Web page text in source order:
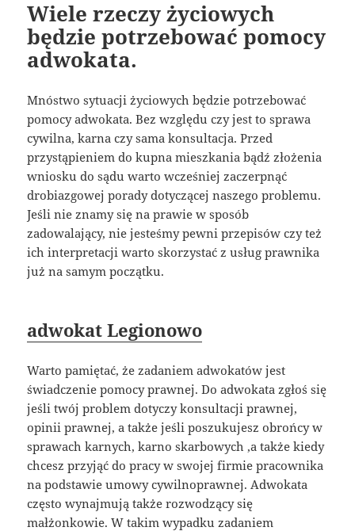
Wiele rzeczy życiowych
będzie potrzebować pomocy
adwokata.
Mnóstwo sytuacji życiowych będzie potrzebować
pomocy adwokata. Bez względu czy jest to sprawa
cywilna, karna czy sama konsultacja. Przed
przystąpieniem do kupna mieszkania bądź złożenia
wniosku do sądu warto wcześniej zaczerpnąć
drobiazgowej porady dotyczącej naszego problemu.
Jeśli nie znamy się na prawie w sposób
zadowalający, nie jesteśmy pewni przepisów czy też
ich interpretacji warto skorzystać z usług prawnika
już na samym początku.
adwokat Legionowo
Warto pamiętać, że zadaniem adwokatów jest
świadczenie pomocy prawnej. Do adwokata zgłoś się
jeśli twój problem dotyczy konsultacji prawnej,
opinii prawnej, a także jeśli poszukujesz obrońcy w
sprawach karnych, karno skarbowych ,a także kiedy
chcesz przyjąć do pracy w swojej firmie pracownika
na podstawie umowy cywilnoprawnej. Adwokata
często wynajmują także rozwodzący się
małżonkowie. W takim wypadku zadaniem